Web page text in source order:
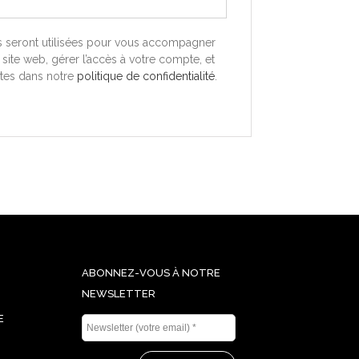
seront utilisées pour vous accompagner
web, gérer l’accès à votre compte, et
dans notre politique de confidentialité
ABONNEZ-VOUS À NOTRE
NEWSLETTER
Newsletter
(votre
email)